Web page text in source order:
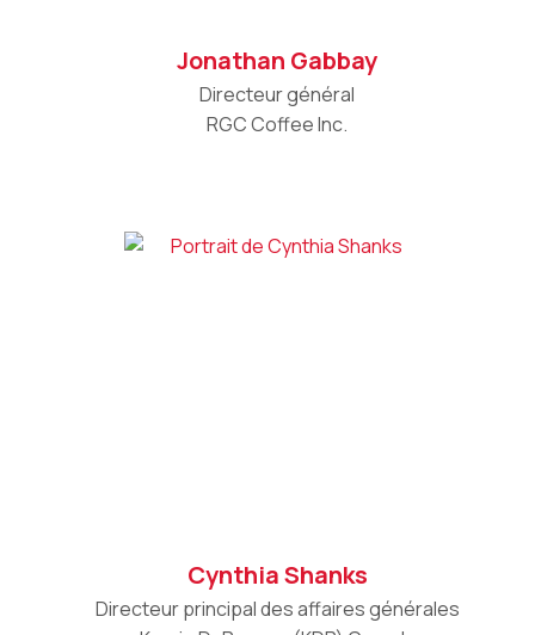
Jonathan Gabbay
Directeur général
RGC Coffee Inc.
Cynthia Shanks
Directeur principal des affaires générales